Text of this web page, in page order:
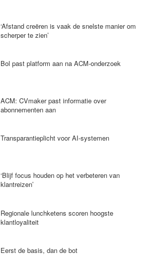
‘Afstand creëren is vaak de snelste manier om
scherper te zien’
Bol past platform aan na ACM-onderzoek
ACM: CVmaker past informatie over
abonnementen aan
Transparantieplicht voor AI-systemen
‘Blijf focus houden op het verbeteren van
klantreizen’
Regionale lunchketens scoren hoogste
klantloyaliteit
Eerst de basis, dan de bot